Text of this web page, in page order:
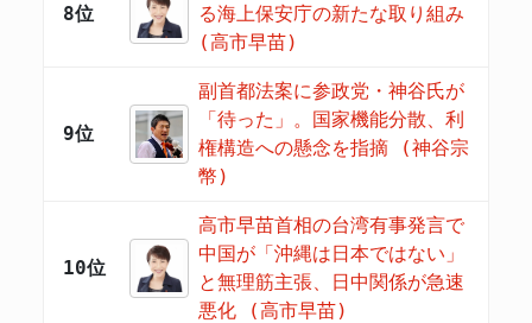
8位
る海上保安庁の新たな取り組み
(高市早苗)
9位
副首都法案に参政党・神谷氏が
「待った」。国家機能分散、利
権構造への懸念を指摘 (神谷宗
幣)
10位
高市早苗首相の台湾有事発言で
中国が「沖縄は日本ではない」
と無理筋主張、日中関係が急速
悪化 (高市早苗)